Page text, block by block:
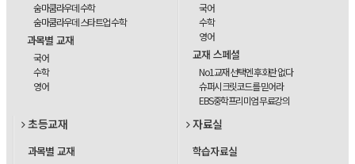
숨마쿰라우데 수학
숨마쿰라우데 스타트업 수학
과목별 교재
국어
수학
영어
국어
수학
영어
교재 스페셜
No1교재 선택엔 후회란 없다
슈퍼시크릿코드를 믿어라
EBS중학프리미엄 무료강의
초등교재
과목별 교재
자료실
학습자료실